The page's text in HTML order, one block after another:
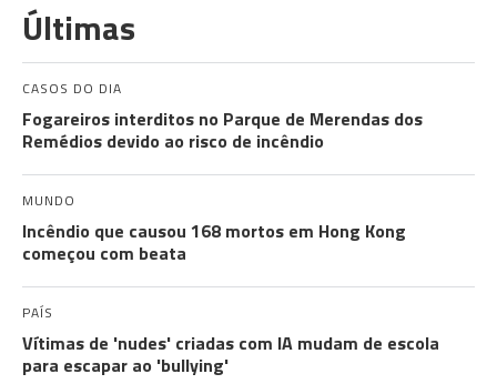
Últimas
CASOS DO DIA
Fogareiros interditos no Parque de Merendas dos
Remédios devido ao risco de incêndio
MUNDO
Incêndio que causou 168 mortos em Hong Kong
começou com beata
PAÍS
Vítimas de 'nudes' criadas com IA mudam de escola
para escapar ao 'bullying'